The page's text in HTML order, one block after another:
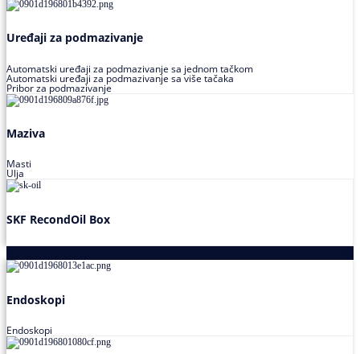
Uređaji za podmazivanje
Automatski uređaji za podmazivanje sa jednom tačkom
Automatski uređaji za podmazivanje sa više tačaka
Pribor za podmazivanje
Maziva
Masti
Ulja
SKF RecondOil Box
Endoskopi
Endoskopi